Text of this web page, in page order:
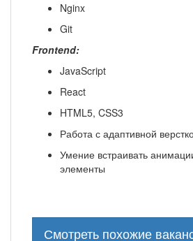
Nginx
Git
Frontend:
JavaScript
React
HTML5, CSS3
Работа с адаптивной
Умение встраивать
элементы
Смотреть похожие